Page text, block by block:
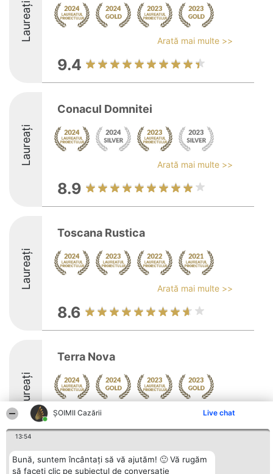
ȘOIMII Cazării Live chat
13:54
Bună, suntem încântați să vă ajutăm! 🙂 Vă rugăm
să faceți clic pe subiectul de conversație
Laureați Arată mai multe >>
9.4
Laureați
Conacul Domnitei
Arată mai multe >>
8.9
Laureați
Toscana Rustica
Arată mai multe >>
8.6
Laureați
Terra Nova
Arată mai multe >>
9.2